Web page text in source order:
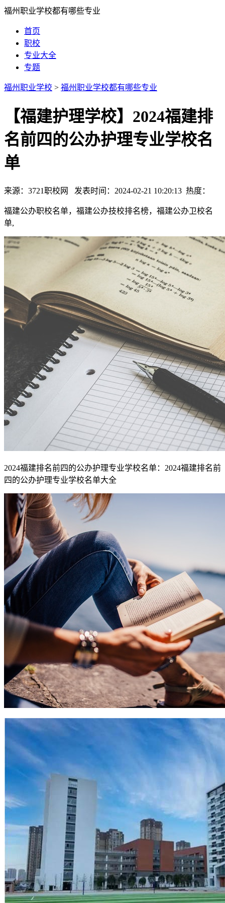
福州职业学校都有哪些专业
首页
职校
专业大全
专题
福州职业学校 > 福州职业学校都有哪些专业
【福建护理学校】2024福建排
名前四的公办护理专业学校名
单
来源：3721职校网 发表时间：2024-02-21 10:20:13 热度：
福建公办职校名单，福建公办技校排名榜，福建公办卫校名
单,
2024福建排名前四的公办护理专业学校名单：2024福建排名前
四的公办护理专业学校名单大全